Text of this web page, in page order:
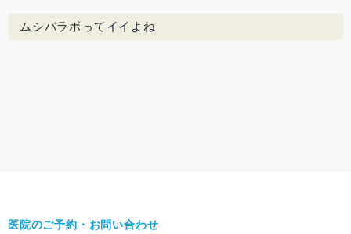
ムシバラボってイイよね
医院のご予約・お問い合わせ